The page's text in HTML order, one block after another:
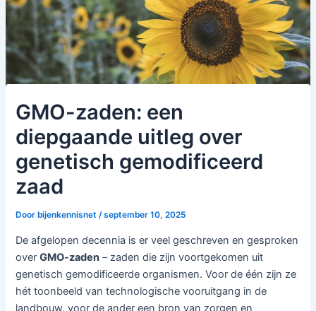
GMO-zaden: een
diepgaande uitleg over
genetisch gemodificeerd
zaad
Door bijenkennisnet/september 10, 2025
De afgelopen decennia is er veel geschreven en gesproken
overGMO-zaden – zaden die zijn voortgekomen uit
genetisch gemodificeerde organismen. Voor de één zijn ze
hét toonbeeld van technologische vooruitgang in de
landbouw, voor de ander een bron van zorgen en